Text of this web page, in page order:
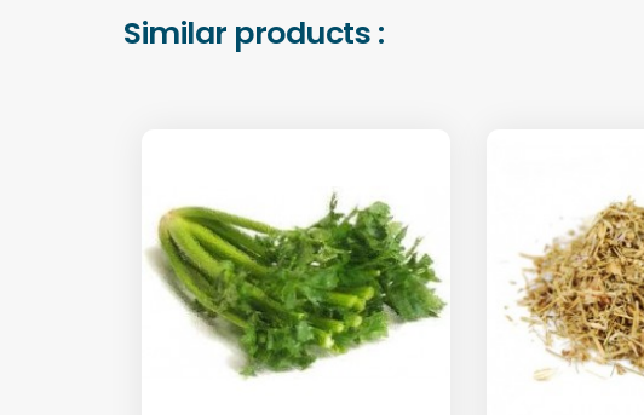
Similar products :